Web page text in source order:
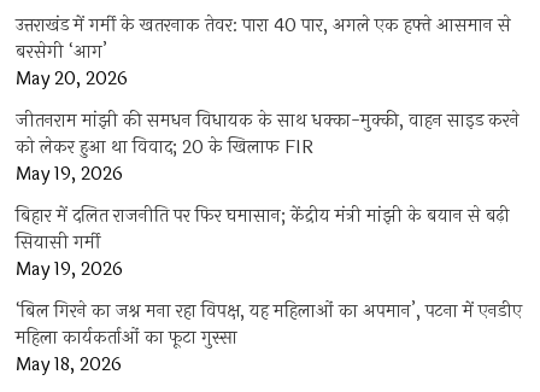
उत्तराखंड में गर्मी के खतरनाक तेवर: पारा 40 पार, अगले एक हफ्ते आसमान से
बरसेगी ‘आग’
May 20, 2026
जीतनराम मांझी की समधन विधायक के साथ धक्का-मुक्की, वाहन साइड करने
को लेकर हुआ था विवाद; 20 के खिलाफ FIR
May 19, 2026
बिहार में दलित राजनीति पर फिर घमासान; केंद्रीय मंत्री मांझी के बयान से बढ़ी
सियासी गर्मी
May 19, 2026
‘बिल गिरने का जश्न मना रहा विपक्ष, यह महिलाओं का अपमान’, पटना में एनडीए
महिला कार्यकर्ताओं का फूटा गुस्सा
May 18, 2026